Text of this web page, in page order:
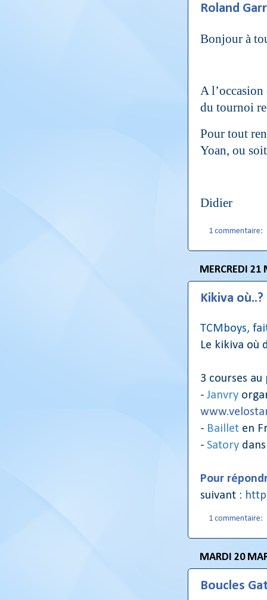
Roland
Bonjour à
A
du tournoi
Pour tout
Yoan, ou
Didier
1 commentaire:
MERCREDI 21
Kikiva où..?
TCMboys,
Le kikiva où
3 courses
- Janvry
- Baillet en
- Satory
Pour
suivant :
1 commentaire:
MARDI 20
Boucles